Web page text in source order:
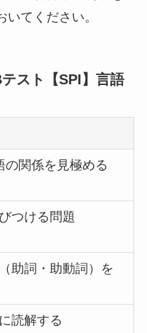
てください。
スト【SPI】言語
の関係を見極める
つける問題
助詞・助動詞）を
読解する